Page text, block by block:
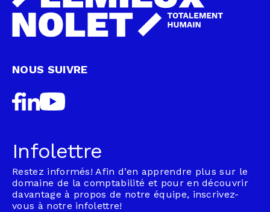
NOUS SUIVRE
Infolettre
Restez informés! Afin d’en apprendre plus sur le
domaine de la comptabilité et pour en découvrir
davantage à propos de notre équipe, inscrivez-
vous à notre infolettre!